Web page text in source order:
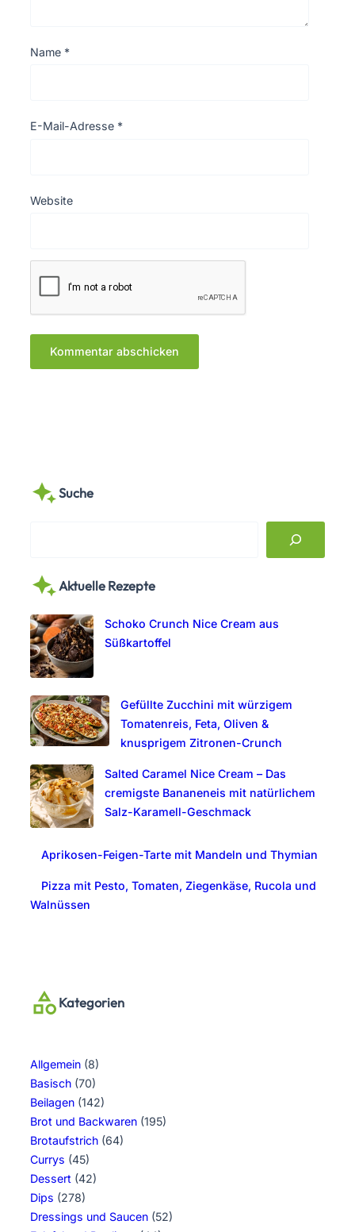
Name *
E-Mail-Adresse *
Website
Suche
r
h
Aktuelle Rezepte
Schoko Crunch Nice Cream aus
Süßkartoffel
Gefüllte Zucchini mit würzigem
Tomatenreis, Feta, Oliven &
knusprigem Zitronen-Crunch
Salted Caramel Nice Cream – Das
cremigste Bananeneis mit natürlichem
Salz-Karamell-Geschmack
Aprikosen-Feigen-Tarte mit Mandeln und Thymian
Pizza mit Pesto, Tomaten, Ziegenkäse, Rucola und
Walnüssen
Kategorien
Allgemein (8)
Basisch (70)
Beilagen (142)
Brot und Backwaren (195)
Brotaufstrich (64)
Currys (45)
Dessert (42)
Dips (278)
Dressings und Saucen (52)